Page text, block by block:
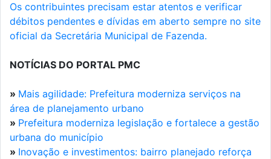
Os contribuintes precisam estar atentos e verificar
débitos pendentes e dívidas em aberto sempre no site
oficial da Secretária Municipal de Fazenda.
NOTÍCIAS DO PORTAL PMC
» Mais agilidade: Prefeitura moderniza serviços na
área de planejamento urbano
» Prefeitura moderniza legislação e fortalece a gestão
urbana do município
» Inovação e investimentos: bairro planejado reforça